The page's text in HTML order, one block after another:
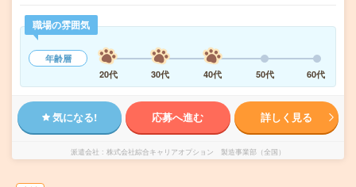
職場の雰囲気
年齢層
20代
30代 40代 50代 60代
気になる! 応募へ進む 詳しく見る
派遣会社 株式会社綜合キャリアオプション 製造事業部（全国）